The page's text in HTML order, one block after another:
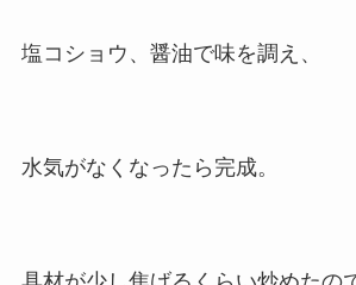
塩コショウ、醤油で味を調え、
水気がなくなったら完成。